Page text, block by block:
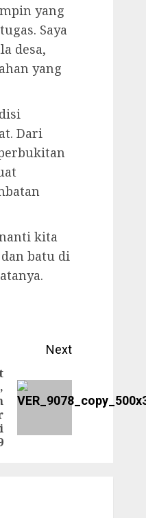
yang
Saya
desa,
yang
Dari
kita
batu di
Next